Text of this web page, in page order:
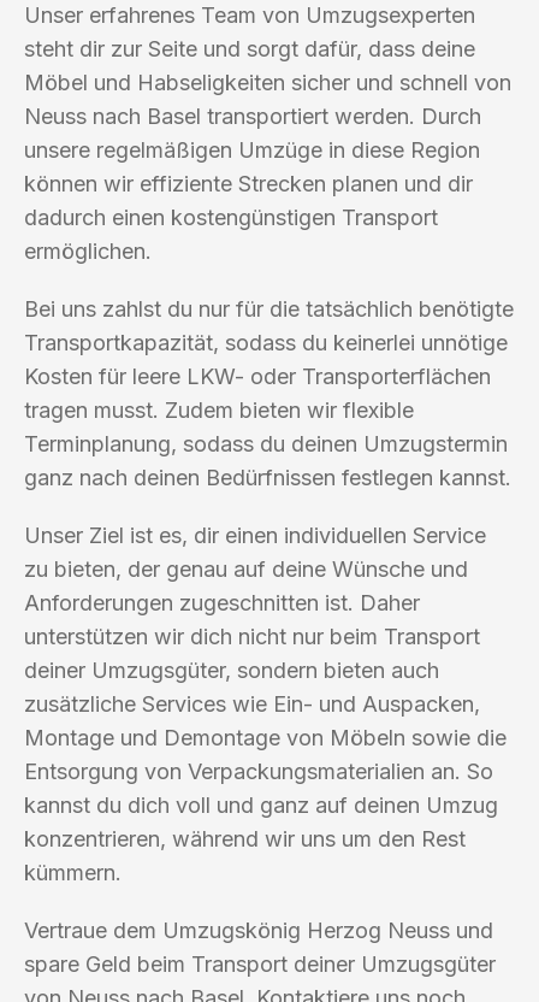
Unser erfahrenes Team von Umzugsexperten
steht dir zur Seite und sorgt dafür, dass deine
Möbel und Habseligkeiten sicher und schnell von
Neuss nach Basel transportiert werden. Durch
unsere regelmäßigen Umzüge in diese Region
können wir effiziente Strecken planen und dir
dadurch einen kostengünstigen Transport
ermöglichen.
Bei uns zahlst du nur für die tatsächlich benötigte
Transportkapazität, sodass du keinerlei unnötige
Kosten für leere LKW- oder Transporterflächen
tragen musst. Zudem bieten wir flexible
Terminplanung, sodass du deinen Umzugstermin
ganz nach deinen Bedürfnissen festlegen kannst.
Unser Ziel ist es, dir einen individuellen Service
zu bieten, der genau auf deine Wünsche und
Anforderungen zugeschnitten ist. Daher
unterstützen wir dich nicht nur beim Transport
deiner Umzugsgüter, sondern bieten auch
zusätzliche Services wie Ein- und Auspacken,
Montage und Demontage von Möbeln sowie die
Entsorgung von Verpackungsmaterialien an. So
kannst du dich voll und ganz auf deinen Umzug
konzentrieren, während wir uns um den Rest
kümmern.
Vertraue dem Umzugskönig Herzog Neuss und
spare Geld beim Transport deiner Umzugsgüter